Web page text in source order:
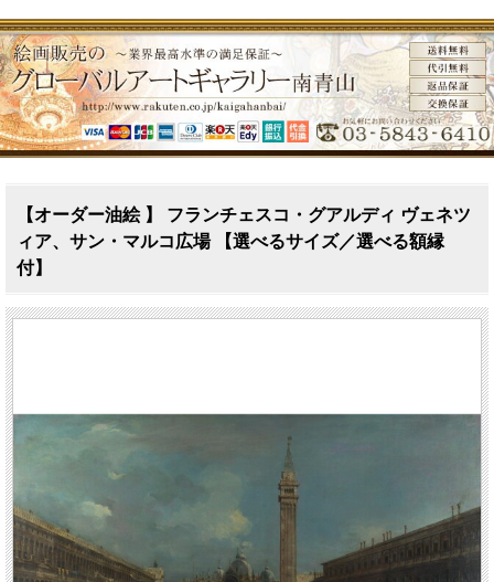
【オーダー油絵 】 フランチェスコ・グアルディ ヴェネツ
ィア、サン・マルコ広場 【選べるサイズ／選べる額縁
付】